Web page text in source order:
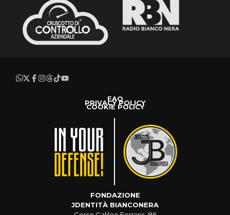
FAQ
PRIVACY POLICY
COOKIE POLICY
FONDAZIONE
JDENTITÀ BIANCONERA